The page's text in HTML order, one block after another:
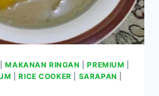
|MAKANAN RINGAN |PREMIUM
|RICE COOKER SARAPAN